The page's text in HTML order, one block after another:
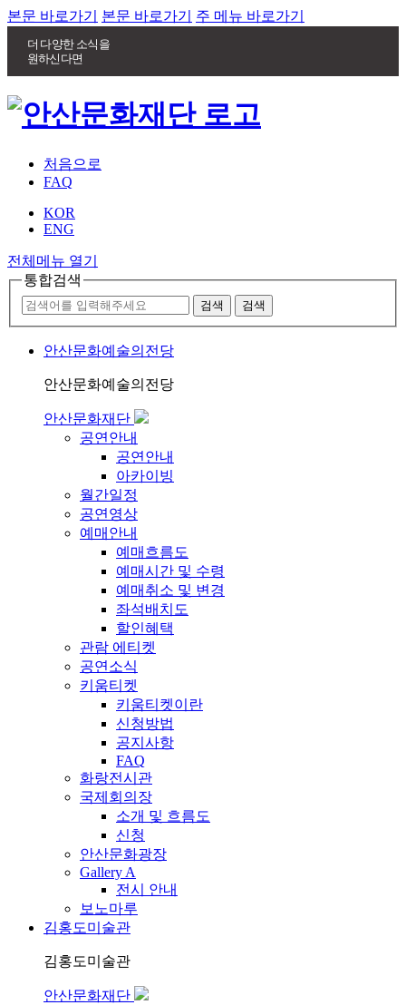
본문 바로가기 본문 바로가기 주 메뉴 바로가기
더 다양한 소식을
원하신다면
처음으로
FAQ
KOR
ENG
전체메뉴 열기
통합검색
안산문화예술의전당
안산문화예술의전당
안산문화재단
공연안내
공연안내
아카이빙
월간일정
공연영상
예매안내
예매흐름도
예매시간 및 수령
예매취소 및 변경
좌석배치도
할인혜택
관람 에티켓
공연소식
키움티켓
키움티켓이란
신청방법
공지사항
FAQ
화랑전시관
국제회의장
소개 및 흐름도
신청
안산문화광장
Gallery A
전시 안내
보노마루
김홍도미술관
김홍도미술관
안산문화재단